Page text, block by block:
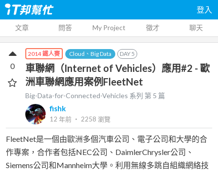
登入
文章 問答 My Project 徵才 聊天
2014 鐵人賽 Cloud、Big Data DAY5
車聯網（Internet of Vehicles）應用#2 - 歐
洲車聯網應用案例FleetNet
Big-Data-for-Connected-Vehicles 系列 第 5 篇
fishk
12 年前 ‧ 2258 瀏覽
0
FleetNet是一個由歐洲多個汽車公司、電子公司和大學的合
作專案，合作者包括NEC公司、DaimlerChrysler公司、
Siemens公司和Mannheim大學。利用無線多跳自組織網絡技